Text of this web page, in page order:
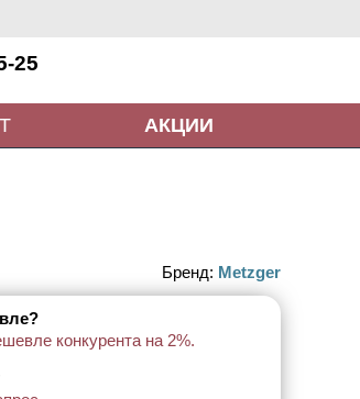
25
АКЦИИ
Бренд: Metzger
конкурента на 2%.